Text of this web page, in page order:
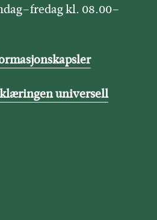
kl. 08.00–
universell